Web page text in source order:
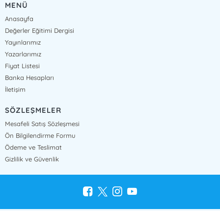
MENÜ
Anasayfa
Değerler Eğitimi Dergisi
Yayınlarımız
Yazarlarımız
Fiyat Listesi
Banka Hesapları
İletişim
SÖZLEŞMELER
Mesafeli Satış Sözleşmesi
Ön Bilgilendirme Formu
Ödeme ve Teslimat
Gizlilik ve Güvenlik